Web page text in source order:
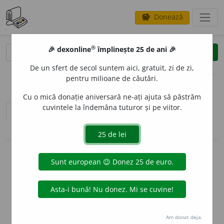
savings Donează
clear
opțiuni
sinteza definițiilor (1) definiții (23)
declinări
pronunție (49)
info
Aceste definiții sunt compilate de
echipa dexonline. Definițiile
originale se află pe filadefiniții.
Puteți reordona filele pe pagina de
🎉 dexonline® împlinește 25 de ani 🎉
De un sfert de secol suntem aici, gratuit, zi de zi,
pentru milioane de căutări.
Cu o mică donație aniversară ne-ați ajuta să păstrăm
cuvintele la îndemâna tuturor și pe viitor.
Am donat deja.